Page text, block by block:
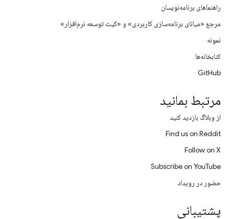
راهنماهای برنامه‌نویسان
مرجع «میانای برنامه‌سازی کاربردی» و «کیت توسعه نرم‌افزار»
نمونه
کتابخانه‌ها
GitHub
مرتبط بمانید
از وبلاگ بازدید کنید
Find us on Reddit
Follow on X
Subscribe on YouTube
حضور در رویداد
پشتیبانی